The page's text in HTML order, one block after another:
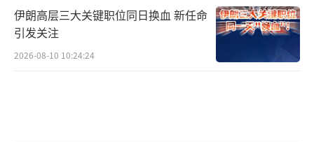
清算人将依法处置“统一教”资产，包括
伊朗高层三大关键职位同日换血 新任命
引发关注
2026-08-10 10:24:24